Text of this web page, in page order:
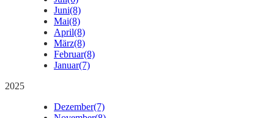
Juni(8)
Mai(8)
April(8)
März(8)
Februar(8)
Januar(7)
2025
Dezember(7)